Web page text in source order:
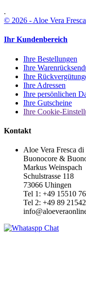
.
© 2026 - Aloe Vera
Ihr Kundenbereich
Ihre Bestellungen
Ihre
Ihre
Ihre Adressen
Ihre persönlichen
Ihre Gutscheine
Ihre Cookie-
Kontakt
Aloe Vera Fresca
Buonocore &
Markus Weinspach
Schulstrasse 118
73066 Uhingen
Tel 1: +49 15510
Tel 2: +49 89
Chat